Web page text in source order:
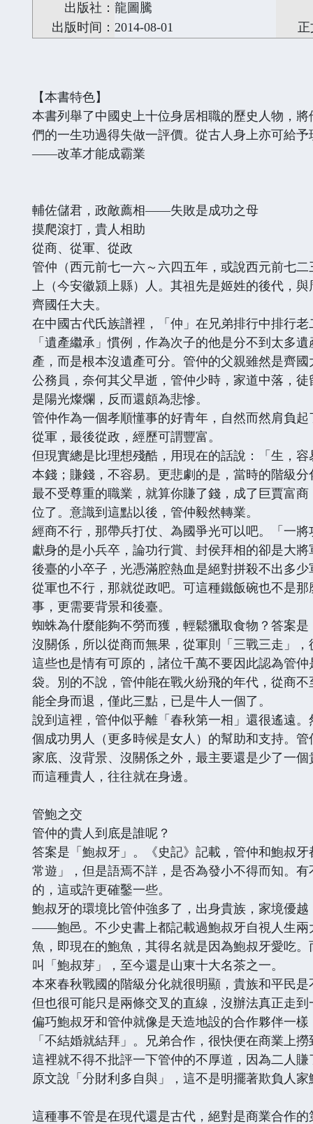
出版社： 龍圖騰
出版时间： 2014-08-01
【本書特色】
本書列舉了中國史上十位身居相職的歷史人物，
們的一生功過得失做一評價。從古人身上亦可給
——改革才能成霸業
輔佐儲君，政敵薦相——失敗是成功之母
摸爬滾打，貴人相助
從商、從軍、從政
管仲（西元前七一六～六四五年，或說西元前七
上（今安徽潁上縣）人。其祖先是姬姓的後代，
齊國任大夫。
在中國古代氏族譜裡，「仲」在兄弟排行中排行
「遺產繼承」慣例，作為次子的他是分不到太多
產，而是根本沒遺產可分。管仲的父親雖然是齊
公務員，奈何其父早逝，管仲少時，家道中落，
是陽光燦爛，反而還頗為悲慘。
管仲作為一個孝順懂事的好青年，自然而然肩負
從軍，最後從政，經歷可謂豐富。
但現實總是比理想殘酷，用現在的話說：「生，
本錢；賺錢，不容易。更悲劇的是，當時的階級
最不受尊重的職業，就算你賺了錢，成了巨賈富
位了。意識到這點以後，管仲毅然轉業。
經商不行，那帶兵打仗、為國爭光可以吧。「一
獻身的是小兵卒，論功行賞、封侯拜相的卻是大
後臺的小卒子，光憑滿腔熱血是絕對拼殺不出多少
從軍也不行，那就從政吧。可這種鐵飯碗也不是
事，更需要背景和後臺。
蜘蛛為什麼能夠不勞而獲，輕鬆獵取食物？答案
沒關係，所以從商而無果，從軍則「三戰三走」
這些也是情有可原的，諸位千萬不要因此認為管
袋。別的不說，管仲能在戰火紛飛的年代，從商
能全身而退，僅此三點，已是牛人一個了。
說到這裡，管仲似乎離「春秋第一相」還很遙遠
個成功男人（更多時候是女人）的幫助和支持。
家底、沒背景、沒關係之外，最主要還是少了一
而這種貴人，往往就在身邊。
管鮑之交
管仲的貴人到底是誰呢？
答案是「鮑叔牙」。《史記》記載，管仲和鮑叔
常遊」，但是語焉不詳，是否為發小不得而知。
的，這或許更確鑿一些。
鮑叔牙的環境比管仲強多了，出身貴族，家境優
——鮑邑。不少史書上都記載過鮑叔牙自視人生兩
魚，即現在的鮑魚，其得名就是因為鮑叔牙愛吃
叫「鮑叔芽」，至今還是山東十大名茶之一。
本來春秋戰國的階級分化就很明顯，貴族和平民
但也很可能只是兩條交叉的直線，沒辦法真正走到
偏巧鮑叔牙和管仲就像是天造地設的合作夥伴一
「不結婚就結拜」。兄弟合作，很快便在商業上
這裡就不得不批評一下管仲的不厚道，因為二人
原文說「分財利多自與」，這不是明擺著欺負人
這種事不管是在現代還是古代，絕對是商業合作